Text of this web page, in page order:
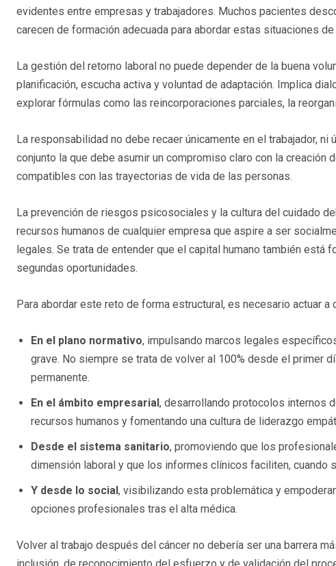
evidentes entre empresas y trabajadores. Muchos pacientes
carecen de formación adecuada para abordar estas situaciones
La gestión del retorno laboral no puede depender de la buena
planificación, escucha activa y voluntad de adaptación. Implica
explorar fórmulas como las reincorporaciones parciales, la
La responsabilidad no debe recaer únicamente en el trabajador,
conjunto la que debe asumir un compromiso claro con la
compatibles con las trayectorias de vida de las personas.
La prevención de riesgos psicosociales y la cultura del cuidado
recursos humanos de cualquier empresa que aspire a ser
legales. Se trata de entender que el capital humano también está
segundas oportunidades.
Para abordar este reto de forma estructural, es necesario actuar
En el plano normativo, impulsando marcos legales
grave. No siempre se trata de volver al 100% desde el primer
permanente.
En el ámbito empresarial, desarrollando protocolos internos
recursos humanos y fomentando una cultura de liderazgo
Desde el sistema sanitario, promoviendo que los
dimensión laboral y que los informes clínicos faciliten, cuando
Y desde lo social, visibilizando esta problemática y
opciones profesionales tras el alta médica.
Volver al trabajo después del cáncer no debería ser una barrera
inclusión, de reconocimiento del esfuerzo y de validación del